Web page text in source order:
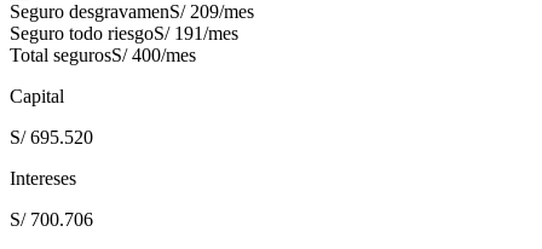
Seguro desgravamenS/ 209/mes
Seguro todo riesgoS/ 191/mes
Total segurosS/ 400/mes
Capital
S/ 695.520
Intereses
S/ 700.706